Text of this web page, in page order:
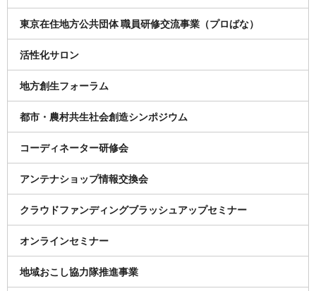
東京在住地方公共団体 職員研修交流事業（プロばな）
活性化サロン
地方創生フォーラム
都市・農村共生社会創造シンポジウム
コーディネーター研修会
アンテナショップ情報交換会
クラウドファンディングブラッシュアップセミナー
オンラインセミナー
地域おこし協力隊推進事業